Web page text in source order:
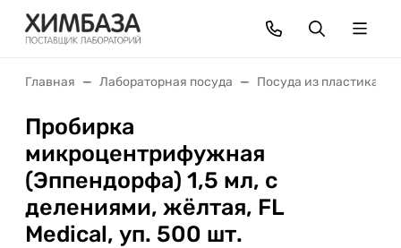
Главная Лабораторная посуда Посуда из пластика
Пробирка
микроцентрифужная
(Эппендорфа) 1,5 мл, с
делениями, жёлтая, FL
Medical, уп. 500 шт.